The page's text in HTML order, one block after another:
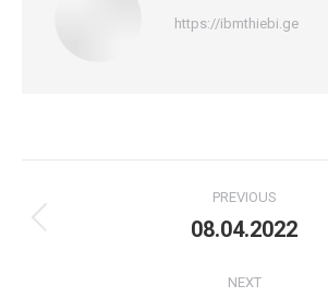
https://ibmthiebi.ge
navigation
PREVIOUS
Previous
08.04.2022
NEXT